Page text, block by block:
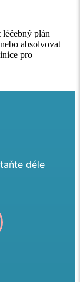
plán
absolvovat
pro
déle